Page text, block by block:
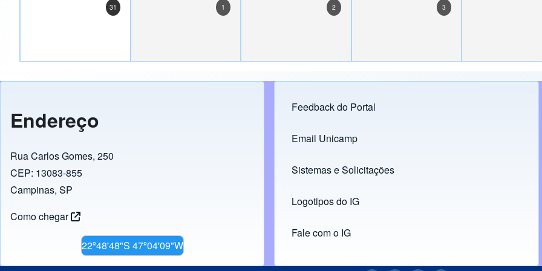
31 1 2 3
Endereço
Rua Carlos Gomes, 250
CEP: 13083-855
Campinas, SP
Como chegar
22º48'48"S 47º04'09"W
Footer menu
Feedback do Portal
Links
Email Unicamp
(opens in new tab)
Sistemas e Solicitações
(opens in new tab)
Logotipos do IG
(opens in new tab)
Fale com o IG